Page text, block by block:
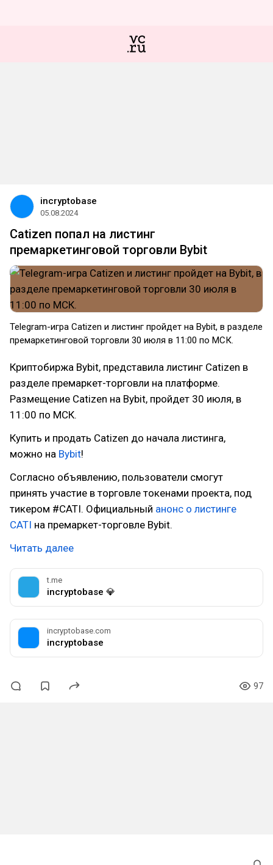
incryptobase
05.08.2024
Catizen попал на листинг
премаркетинговой торговли Bybit
Telegram-игра Catizen и листинг пройдет на Bybit, в разделе
премаркетинговой торговли 30 июля в 11:00 по МСК.
Криптобиржа Bybit, представила листинг Catizen в
разделе премаркет-торговли на платформе.
Размещение Catizen на Bybit, пройдет 30 июля, в
11:00 по МСК.
Купить и продать Catizen до начала листинга,
можно на Bybit!
Согласно объявлению, пользователи смогут
принять участие в торговле токенами проекта, под
тикером #CATI. Официальный анонс о листинге
CATI на премаркет-торговле Bybit.
Читать далее
t.me
incryptobase 💎
incryptobase.com
incryptobase
97